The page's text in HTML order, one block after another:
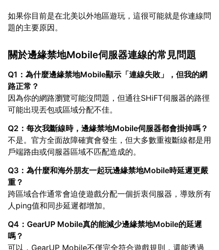
如果你目前是在北美以外地區遊玩，這很可能就是你連線問
題的主要原因。
關於邊緣禁地Mobile伺服器連線的常見問題
Q1：為什麼邊緣禁地Mobile顯示「連線失敗」，但我的網
路正常？
因為你的網路瀏覽可能沒問題，但通往SHiFT伺服器的路徑
可能出現丟包或區域分配不佳。
Q2：每次我斷線時，邊緣禁地Mobile伺服器都會掛掉嗎？
不是。官方全面故障確實會發生，但大多數重複斷線都是用
戶端路由或伺服器區域不匹配造成的。
Q3：為什麼和海外朋友一起玩邊緣禁地Mobile時延遲更嚴
重？
跨區域合作通常會迫使遊戲分配一個折衷伺服器，導致所有
人ping值和同步延遲都增加。
Q4：GearUP Mobile真的能減少邊緣禁地Mobile的延遲
嗎？
可以，GearUP Mobile不僅完全符合遊戲規則，還能透過